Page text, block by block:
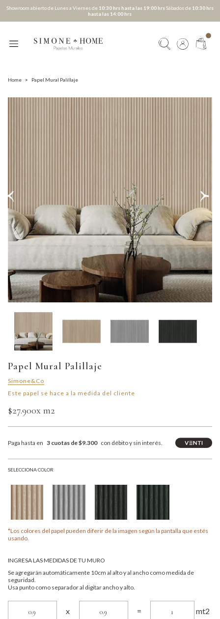
Showroom abierto de Lunes a Viernes de 10:30 hrs hasta las 19:00 hrsSábados de 10:30 hrs
hasta las 14:00 hrs
Home > Papel Mural Palillaje
Papel Mural Palillaje
Simone&Co
Este papel se hace a la medida del cliente
$27.900x m2
Paga hasta en 3 cuotas de $9.300 con débito y sin interés.
SELECCIONA COLOR
*Los colores del papel pueden diferir de la imagen según la pantalla que estés
usando.
INGRESA LAS MEDIDAS DE TU MURO
Se agregarán automáticamente 10cm al alto y al ancho como medida de
seguridad.
Usa punto como separador al digitar ancho y alto.
x = mt2